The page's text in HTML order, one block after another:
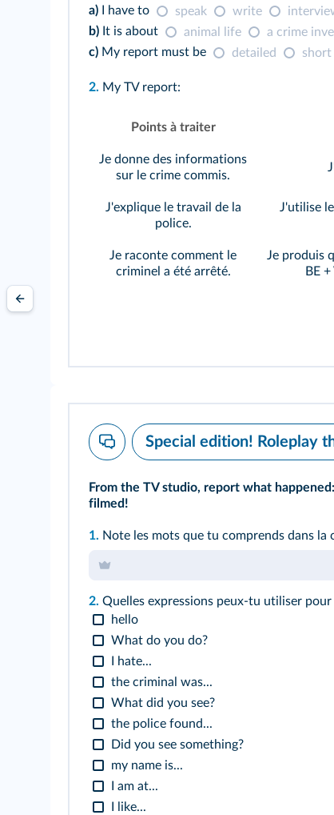
a) I have to speak write
b) It is about animal life a crime
c) My report must be detailed short
2. My TV report:
Points à traiter
Je donne des informations
sur le crime commis.
J'explique le travail de la
police.
J'utilise
Je raconte comment le
criminel a été arrêté.
Je produis
BE +
Special edition! Roleplay
From the TV studio, report what
filmed!
1. Note les mots que tu comprends dans la
2. Quelles expressions peux-tu utiliser
hello
What do you do?
I hate...
the criminal was...
What did you see?
the police found...
Did you see something?
my name is...
I am at...
I like...